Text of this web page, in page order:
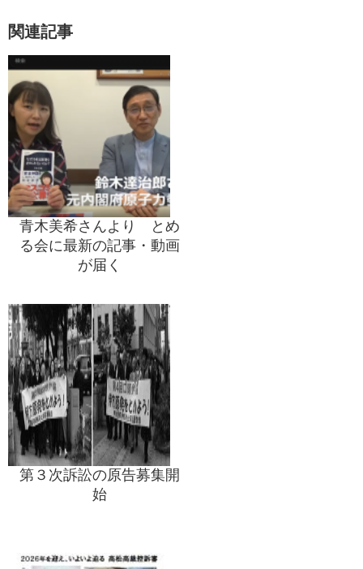
関連記事
青木美希さんより とめ
る会に最新の記事・動画
が届く
第３次訴訟の原告募集開
始